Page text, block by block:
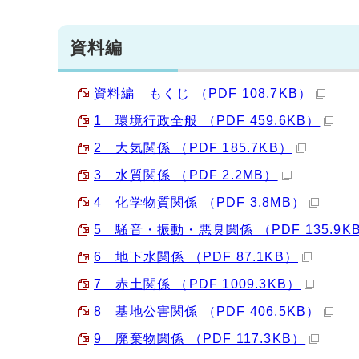
資料編
資料編 もくじ （PDF 108.7KB）
1 環境行政全般 （PDF 459.6KB）
2 大気関係 （PDF 185.7KB）
3 水質関係 （PDF 2.2MB）
4 化学物質関係 （PDF 3.8MB）
5 騒音・振動・悪臭関係 （PDF
6 地下水関係 （PDF 87.1KB）
7 赤土関係 （PDF 1009.3KB）
8 基地公害関係 （PDF 406.5KB）
9 廃棄物関係 （PDF 117.3KB）